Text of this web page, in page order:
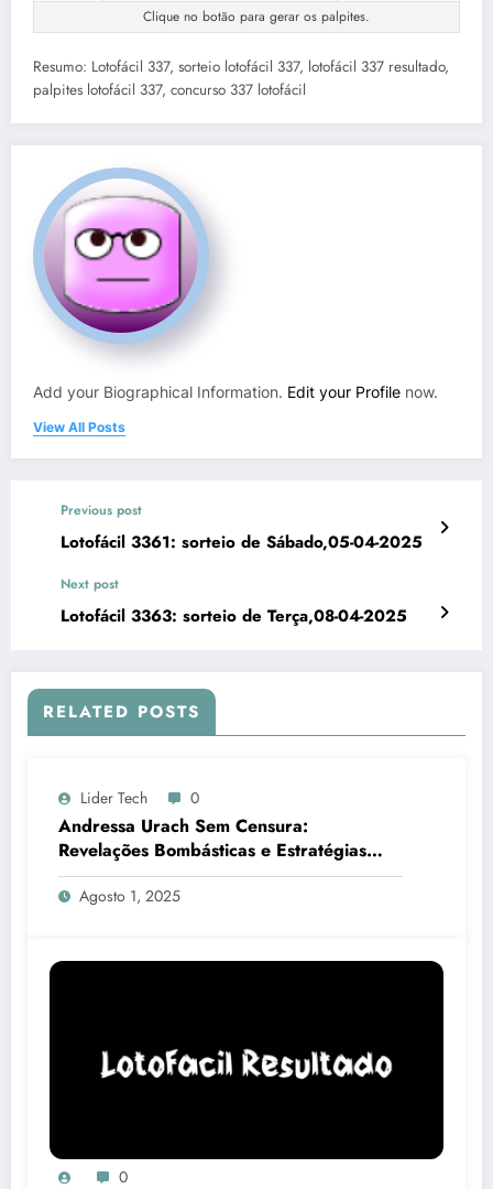
Clique no botão para gerar os palpites.
Resumo: Lotofácil 337, sorteio lotofácil 337, lotofácil 337 resultado,
palpites lotofácil 337, concurso 337 lotofácil
Add your Biographical Information. Edit your Profile now.
View All Posts
Previous post
Lotofácil 3361: sorteio de Sábado,05-04-2025
Next post
Lotofácil 3363: sorteio de Terça,08-04-2025
RELATED POSTS
Lider Tech 0
Andressa Urach Sem Censura:
Revelações Bombásticas e Estratégias
Para Turbinar Seu PIS em 2025! +
Resultado da Lotofácil 3555
Agosto 1, 2025
0